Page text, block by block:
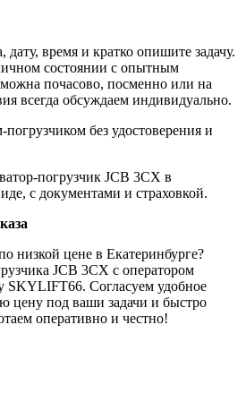
дату, время и кратко опишите задачу.
состоянии с опытным
почасово, посменно или на
всегда обсуждаем индивидуально.
погрузчиком без удостоверения и
погрузчик JCB 3CX в
с документами и страховкой.
низкой цене в Екатеринбурге?
JCB 3CX с оператором
SKYLIFT66. Согласуем удобное
цену под ваши задачи и быстро
оперативно и честно!